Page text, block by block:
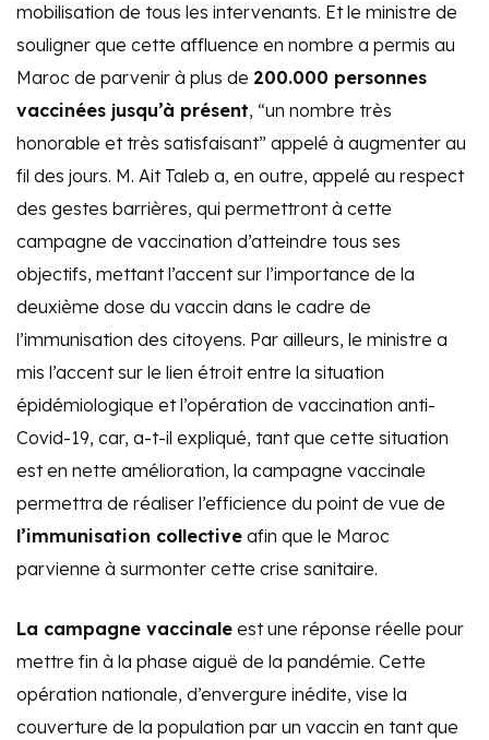
mobilisation de tous les intervenants. Et le ministre de
souligner que cette affluence en nombre a permis au
Maroc de parvenir à plus de 200.000 personnes
vaccinées jusqu’à présent, “un nombre très
honorable et très satisfaisant” appelé à augmenter au
fil des jours. M. Ait Taleb a, en outre, appelé au respect
des gestes barrières, qui permettront à cette
campagne de vaccination d’atteindre tous ses
objectifs, mettant l’accent sur l’importance de la
deuxième dose du vaccin dans le cadre de
l’immunisation des citoyens. Par ailleurs, le ministre a
mis l’accent sur le lien étroit entre la situation
épidémiologique et l’opération de vaccination anti-
Covid-19, car, a-t-il expliqué, tant que cette situation
est en nette amélioration, la campagne vaccinale
permettra de réaliser l’efficience du point de vue de
l’immunisation collective afin que le Maroc
parvienne à surmonter cette crise sanitaire.
La campagne vaccinale est une réponse réelle pour
mettre fin à la phase aiguë de la pandémie. Cette
opération nationale, d’envergure inédite, vise la
couverture de la population par un vaccin en tant que